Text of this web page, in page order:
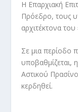
Η Επαρχιακή
Πρόεδρο, τους
αρχιτέκτονα
Σε μια περίοδο
υποβαθμίζεται,
Αστικού
κερδηθεί.